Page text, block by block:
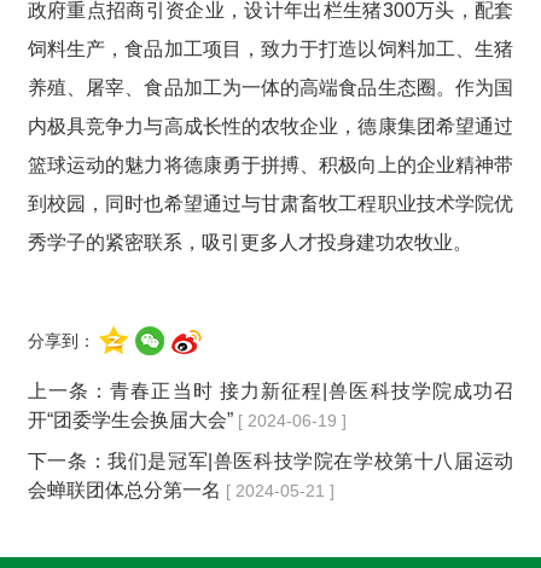
政府重点招商引资企业，设计年出栏生猪300万头，配套
饲料生产，食品加工项目，致力于打造以饲料加工、生猪
养殖、屠宰、食品加工为一体的高端食品生态圈。作为国
内极具竞争力与高成长性的农牧企业，德康集团希望通过
篮球运动的魅力将德康勇于拼搏、积极向上的企业精神带
到校园，同时也希望通过与甘肃畜牧工程职业技术学院优
秀学子的紧密联系，吸引更多人才投身建功农牧业。
分享到：
上一条：青春正当时 接力新征程|兽医科技学院成功召
开“团委学生会换届大会” [ 2024-06-19 ]
下一条：我们是冠军|兽医科技学院在学校第十八届运动
会蝉联团体总分第一名 [ 2024-05-21 ]